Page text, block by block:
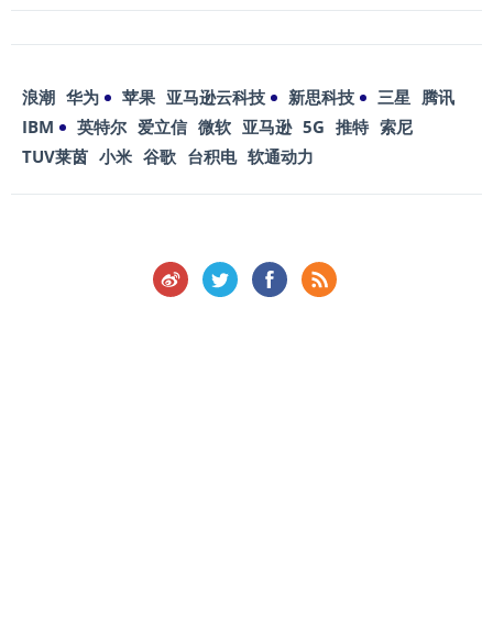
浪潮 华为 苹果 亚马逊云科技 新思科技 三星 腾讯
IBM
英特尔 爱立信 微软 亚马逊 5G 推特 索尼
TUV莱茵 小米 谷歌 台积电 软通动力